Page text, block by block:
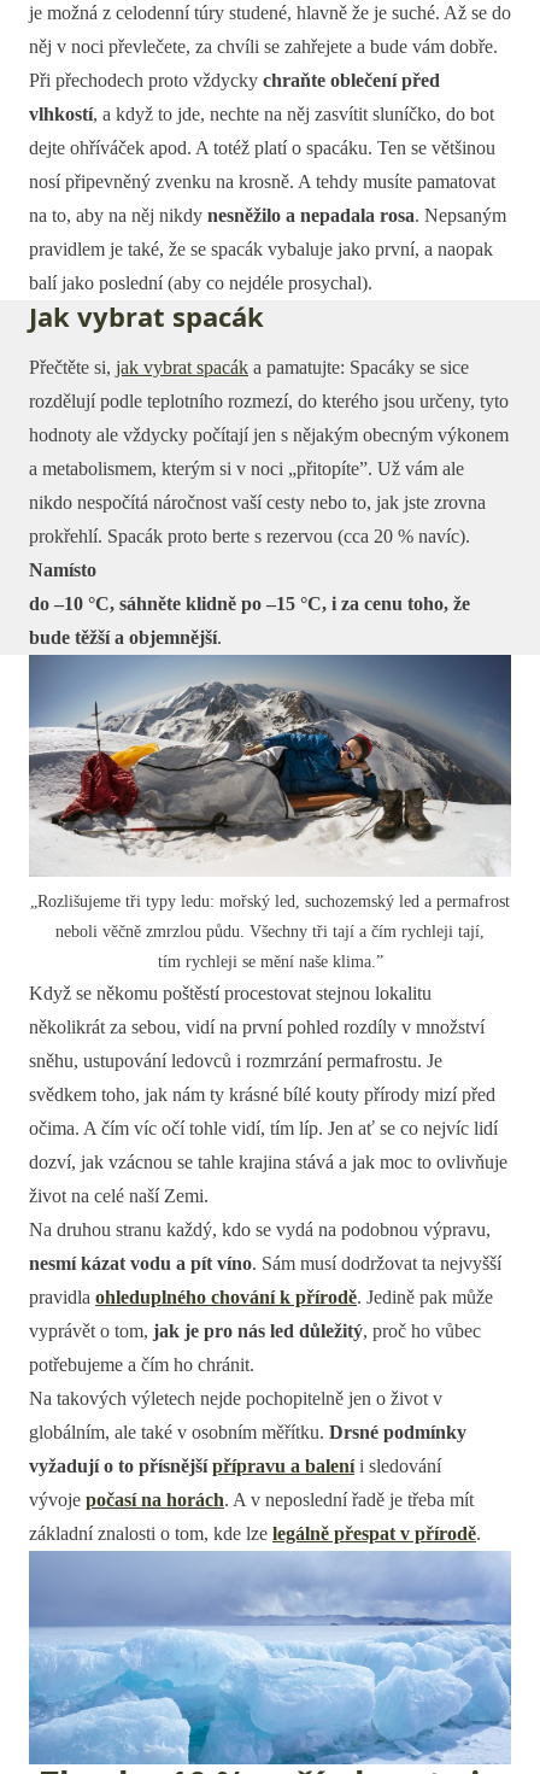
je možná z celodenní túry studené, hlavně že je suché. Až se do
něj v noci převlečete, za chvíli se zahřejete a bude vám dobře.
Při přechodech proto vždycky chraňte oblečení před
vlhkostí, a když to jde, nechte na něj zasvítit sluníčko, do bot
dejte ohříváček apod. A totéž platí o spacáku. Ten se většinou
nosí připevněný zvenku na krosně. A tehdy musíte pamatovat
na to, aby na něj nikdy nesněžilo a nepadala rosa. Nepsaným
pravidlem je také, že se spacák vybaluje jako první, a naopak
balí jako poslední (aby co nejdéle prosychal).
Jak vybrat spacák
Přečtěte si, jak vybrat spacák a pamatujte: Spacáky se sice
rozdělují podle teplotního rozmezí, do kterého jsou určeny, tyto
hodnoty ale vždycky počítají jen s nějakým obecným výkonem
a metabolismem, kterým si v noci „přitopíte”. Už vám ale
nikdo nespočítá náročnost vaší cesty nebo to, jak jste zrovna
prokřehlí. Spacák proto berte s rezervou (cca 20 % navíc).
Namísto
do –10 °C, sáhněte klidně po –15 °C, i za cenu toho, že
bude těžší a objemnější.
„Rozlišujeme tři typy ledu: mořský led, suchozemský led a permafrost
neboli věčně zmrzlou půdu. Všechny tři tají a čím rychleji tají,
tím rychleji se mění naše klima.”
Když se někomu poštěstí procestovat stejnou lokalitu
několikrát za sebou, vidí na první pohled rozdíly v množství
sněhu, ustupování ledovců i rozmrzání permafrostu. Je
svědkem toho, jak nám ty krásné bílé kouty přírody mizí před
očima. A čím víc očí tohle vidí, tím líp. Jen ať se co nejvíc lidí
dozví, jak vzácnou se tahle krajina stává a jak moc to ovlivňuje
život na celé naší Zemi.
Na druhou stranu každý, kdo se vydá na podobnou výpravu,
nesmí kázat vodu a pít víno. Sám musí dodržovat ta nejvyšší
pravidla ohleduplného chování k přírodě. Jedině pak může
vyprávět o tom, jak je pro nás led důležitý, proč ho vůbec
potřebujeme a čím ho chránit.
Na takových výletech nejde pochopitelně jen o život v
globálním, ale také v osobním měřítku. Drsné podmínky
vyžadují o to přísnějšípřípravu a baleníi sledování
vývoje počasí na horách. A v neposlední řadě je třeba mít
základní znalosti o tom, kde lze legálně přespat v přírodě.